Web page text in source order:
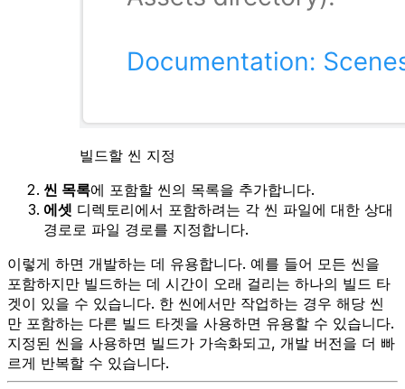
빌드할 씬 지정
씬 목록에 포함할 씬의 목록을 추가합니다.
에셋 디렉토리에서 포함하려는 각 씬 파일에 대한 상대
경로로 파일 경로를 지정합니다.
이렇게 하면 개발하는 데 유용합니다. 예를 들어 모든 씬을
포함하지만 빌드하는 데 시간이 오래 걸리는 하나의 빌드 타
겟이 있을 수 있습니다. 한 씬에서만 작업하는 경우 해당 씬
만 포함하는 다른 빌드 타겟을 사용하면 유용할 수 있습니다.
지정된 씬을 사용하면 빌드가 가속화되고, 개발 버전을 더 빠
르게 반복할 수 있습니다.